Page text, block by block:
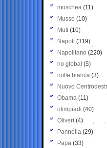
moschea (11)
Musso (10)
Muti (10)
Napoli (319)
Napolitano (220)
no global (5)
notte bianca (3)
Nuovo
Obama (11)
olimpiadi (40)
Oliveri (4)
Pannella (29)
Papa (33)